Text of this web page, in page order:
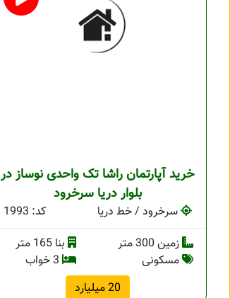
خرید آپارتمان راشا تک واحدی نوساز در
بلوار دریا سرخرود
سرخرود / خط دریا
کد: 1993
زمین 300 متر
بنا 165 متر
مسکونی
3 خواب
20 میلیارد